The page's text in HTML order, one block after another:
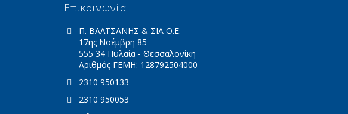
Επικοινωνία
Π. ΒΑΛΤΣΑΝΗΣ & ΣΙΑ Ο.Ε.
17ης Νοέμβρη 85
555 34 Πυλαία - Θεσσαλονίκη
Αριθμός ΓΕΜΗ: 128792504000
2310 950133
2310 950053